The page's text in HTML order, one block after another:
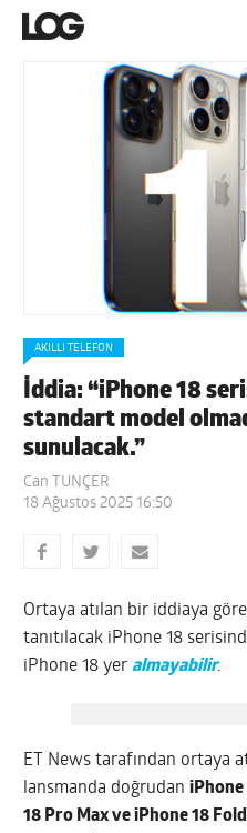
AKILLI TELEFON
İddia: “iPhone 18
standart model
sunulacak.”
Can TUNÇER
18 Ağustos 2025 16:50
Ortaya atılan bir iddiaya göre
tanıtılacak iPhone 18
iPhone 18 yer almayabilir.
ET News tarafından ortaya
lansmanda doğrudaniPhone
18 Pro Max ve iPhone 18